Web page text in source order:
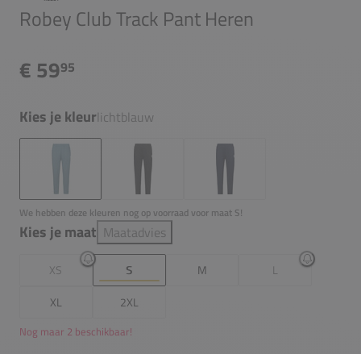
Robey Club Track Pant Heren
€ 5995
Kies je kleurlichtblauw
We hebben deze kleuren nog op voorraad voor maat S!
Kies je maat Maatadvies
XS S M
L
XL
2XL
Nog maar 2 beschikbaar!